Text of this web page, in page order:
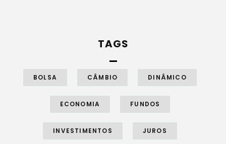
TAGS
BOLSA CÂMBIO DINÂMICO
ECONOMIA FUNDOS
INVESTIMENTOS JUROS